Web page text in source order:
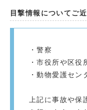
目撃情報についてご
・警察
・市役所や区役
・動物愛護セン
上記に事故や